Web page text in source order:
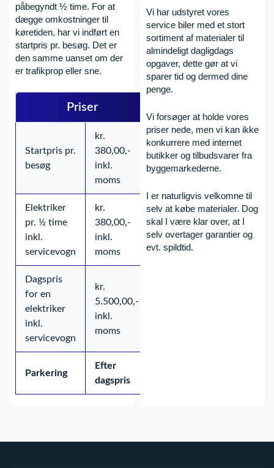
påbegyndt ½ time. For at
dægge omkostninger til
køretiden, har vi indført en
startpris pr. besøg. Det er
den samme uanset om der
er trafikprop eller sne.
Priser
Startpris pr.
besøg
kr.
380,00,-
inkl.
moms
Elektriker
pr. ½ time
inkl.
servicevogn
kr.
380,00,-
inkl.
moms
Dagspris
for en
elektriker
inkl.
servicevogn
kr.
5.500,00,-
inkl.
moms
Parkering
Efter
dagspris
Vi har udstyret vores
service biler med et stort
sortiment af materialer til
almindeligt dagligdags
opgaver, dette gør at vi
sparer tid og dermed dine
penge.
Vi forsøger at holde vores
priser nede, men vi kan ikke
konkurrere med internet
butikker og tilbudsvarer fra
byggemarkederne.
I er naturligvis velkomne til
selv at købe materialer. Dog
skal I være klar over, at I
selv overtager garantier og
evt. spildtid.